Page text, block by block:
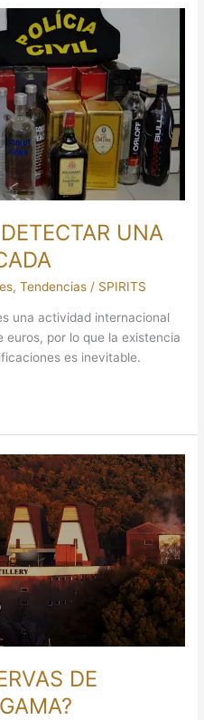
UNA
,Tendencias / SPIRITS
una actividad internacional
euros, por lo que la existencia
es inevitable.
DE